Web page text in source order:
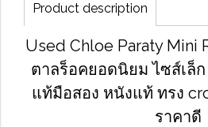
Product description
Used Chloe Paraty Mini
ตาลร็อคยอดนิยม ไซส์เล็
แท้มือสอง หนังแท้ ทรง
ราคาดี